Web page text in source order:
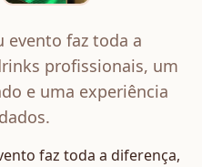
evento faz toda a
profissionais, um
e uma experiência
faz toda a diferença,